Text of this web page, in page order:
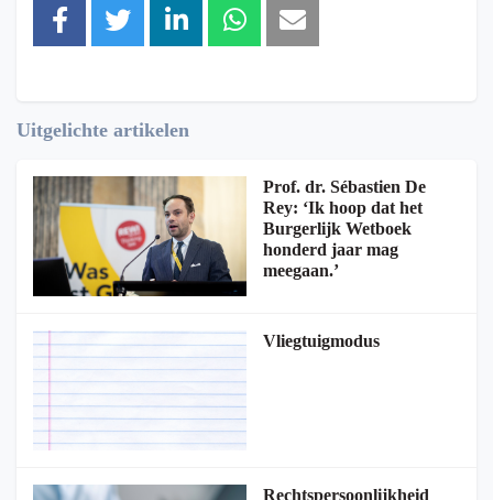
Uitgelichte artikelen
Prof. dr. Sébastien De
Rey: ‘Ik hoop dat het
Burgerlijk Wetboek
honderd jaar mag
meegaan.’
Vliegtuigmodus
Rechtspersoonlijkheid